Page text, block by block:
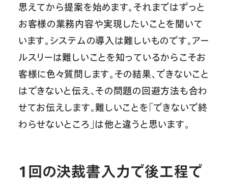
思えてから提案を始めます。それまではずっと
お客様の業務内容や実現したいことを聞いて
います。システムの導入は難しいものです。アー
ルスリーは難しいことを知っているからこそお
客様に色々質問します。その結果、できないこと
はできないと伝え、その問題の回避方法も合わ
せてお伝えします。難しいことを「できないで終
わらせないところ」は他と違うと思います。
1回の決裁書入力で後工程で